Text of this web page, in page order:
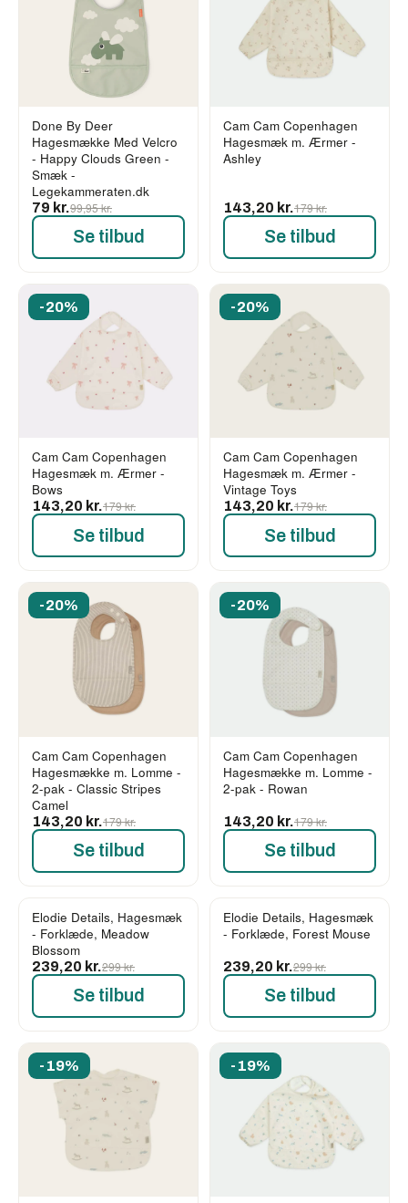
Done By Deer
Hagesmække Med Velcro
- Happy Clouds Green -
Smæk -
Legekammeraten.dk
79 kr.99,95 kr.
Se tilbud
Cam Cam Copenhagen
Hagesmæk m. Ærmer -
Ashley
143,20 kr.179 kr.
Se tilbud
-20%
Cam Cam Copenhagen
Hagesmæk m. Ærmer -
Bows
143,20 kr.179 kr.
Se tilbud
-20%
Cam Cam Copenhagen
Hagesmæk m. Ærmer -
Vintage Toys
143,20 kr.179 kr.
Se tilbud
-20%
Cam Cam Copenhagen
Hagesmække m. Lomme -
2-pak - Classic Stripes
Camel
143,20 kr.179 kr.
Se tilbud
-20%
Cam Cam Copenhagen
Hagesmække m. Lomme -
2-pak - Rowan
143,20 kr.179 kr.
Se tilbud
-20%
Elodie Details, Hagesmæk
- Forklæde, Meadow
Blossom
239,20 kr.299 kr.
Se tilbud
-20%
Elodie Details, Hagesmæk
- Forklæde, Forest Mouse
239,20 kr.299 kr.
Se tilbud
-19% -19%